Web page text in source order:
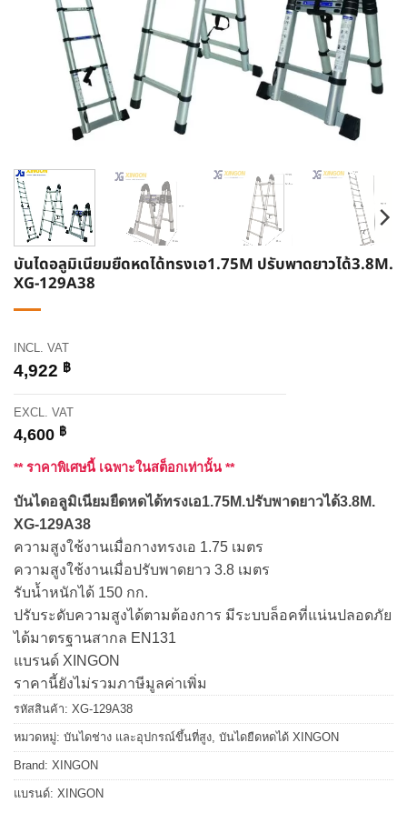
บันไดอลูมิเนียมยืดหดได้ทรงเอ1.75M ปรับพาดยาวได้3.8M.
XG-129A38
INCL. VAT
4,922 ฿
EXCL. VAT
4,600 ฿
** ราคาพิเศษนี้ เฉพาะในสต็อกเท่านั้น **
บันไดอลูมิเนียมยืดหดได้ทรงเอ1.75M.ปรับพาดยาวได้3.8M.
XG-129A38
ความสูงใช้งานเมื่อกางทรงเอ 1.75 เมตร
ความสูงใช้งานเมื่อปรับพาดยาว 3.8 เมตร
รับน้ำหนักได้ 150 กก.
ปรับระดับความสูงได้ตามต้องการ มีระบบล็อคที่แน่นปลอดภัย
ได้มาตรฐานสากล EN131
แบรนด์ XINGON
ราคานี้ยังไม่รวมภาษีมูลค่าเพิ่ม
รหัสสินค้า: XG-129A38
หมวดหมู่: บันไดช่าง และอุปกรณ์ขึ้นที่สูง บันไดยืดหดได้ XINGON
Brand: XINGON
แบรนด์: XINGON